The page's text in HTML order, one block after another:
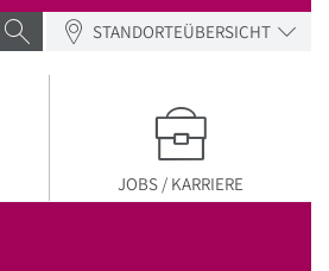
SUCHE SUCHE ABSENDEN
STANDORTEÜBERSICHT
JOBS / KARRIERE